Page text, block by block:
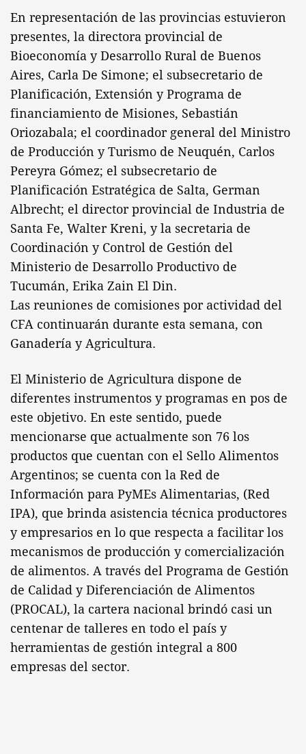
En representación de las provincias estuvieron
presentes, la directora provincial de
Bioeconomía y Desarrollo Rural de Buenos
Aires, Carla De Simone; el subsecretario de
Planificación, Extensión y Programa de
financiamiento de Misiones, Sebastián
Oriozabala; el coordinador general del Ministro
de Producción y Turismo de Neuquén, Carlos
Pereyra Gómez; el subsecretario de
Planificación Estratégica de Salta, German
Albrecht; el director provincial de Industria de
Santa Fe, Walter Kreni, y la secretaria de
Coordinación y Control de Gestión del
Ministerio de Desarrollo Productivo de
Tucumán, Erika Zain El Din.
Las reuniones de comisiones por actividad del
CFA continuarán durante esta semana, con
Ganadería y Agricultura.
El Ministerio de Agricultura dispone de
diferentes instrumentos y programas en pos de
este objetivo. En este sentido, puede
mencionarse que actualmente son 76 los
productos que cuentan con el Sello Alimentos
Argentinos; se cuenta con la Red de
Información para PyMEs Alimentarias, (Red
IPA), que brinda asistencia técnica productores
y empresarios en lo que respecta a facilitar los
mecanismos de producción y comercialización
de alimentos. A través del Programa de Gestión
de Calidad y Diferenciación de Alimentos
(PROCAL), la cartera nacional brindó casi un
centenar de talleres en todo el país y
herramientas de gestión integral a 800
empresas del sector.